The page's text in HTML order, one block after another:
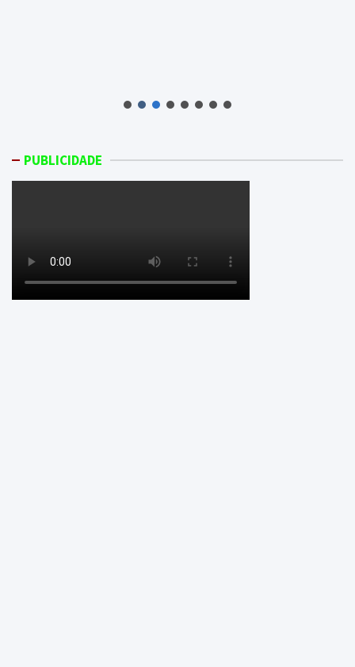
PUBLICIDADE